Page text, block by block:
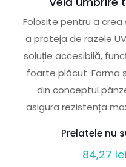
Folosite pentru a
a proteja de razele
soluție accesibilă,
foarte plăcut. Forma
din conceptul
asigura rezistența
Prelatele nu
84,27 lei